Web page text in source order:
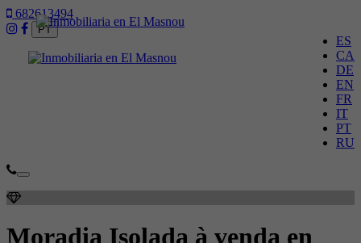
682613494
PT
ES
CA
DE
EN
FR
IT
PT
RU
Toggle
navigation
Moradia Isolada à venda en